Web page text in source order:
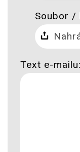
Soubor /
Text e-mailu: